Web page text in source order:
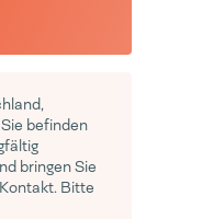
befinden
bringen Sie
Bitte